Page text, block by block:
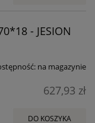
- JESION
na magazynie
627,93 zł
DO KOSZYKA